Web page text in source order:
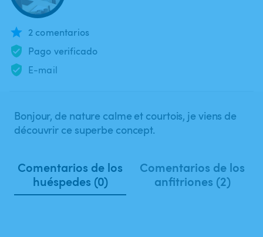
2 comentarios
Pago verificado
E-mail
Bonjour, de nature calme et courtois, je viens de
découvrir ce superbe concept.
Comentarios de los
huéspedes (0)
Comentarios de los
anfitriones (2)